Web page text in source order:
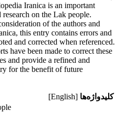
Iranica is an important
on the Lak people.
of the authors and
this entry contains errors and
and corrected when referenced.
have been made to correct these
and provide a refined and
for the benefit of future
کلیدواژه‌ها [English]